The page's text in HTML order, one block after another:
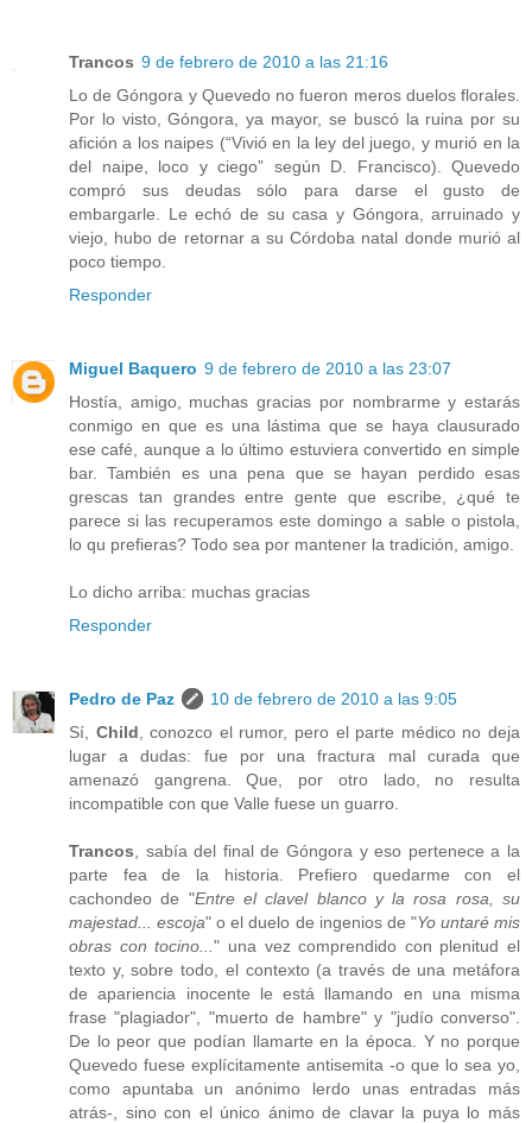
Trancos 9 de febrero de 2010 a las 21:16
Lo de Góngora y Quevedo no fueron meros duelos florales.
Por lo visto, Góngora, ya mayor, se buscó la ruina por su
afición a los naipes (“Vivió en la ley del juego, y murió en la
del naipe, loco y ciego” según D. Francisco). Quevedo
compró sus deudas sólo para darse el gusto de
embargarle. Le echó de su casa y Góngora, arruinado y
viejo, hubo de retornar a su Córdoba natal donde murió al
poco tiempo.
Responder
Miguel Baquero 9 de febrero de 2010 a las 23:07
Hostía, amigo, muchas gracias por nombrarme y estarás
conmigo en que es una lástima que se haya clausurado
ese café, aunque a lo último estuviera convertido en simple
bar. También es una pena que se hayan perdido esas
grescas tan grandes entre gente que escribe, ¿qué te
parece si las recuperamos este domingo a sable o pistola,
lo qu prefieras? Todo sea por mantener la tradición, amigo.
Lo dicho arriba: muchas gracias
Responder
Pedro de Paz
10 de febrero de 2010 a las 9:05
Sí, Child , conozco el rumor, pero el parte médico no deja
lugar a dudas: fue por una fractura mal curada que
amenazó gangrena. Que, por otro lado, no resulta
incompatible con que Valle fuese un guarro.
Trancos , sabía del final de Góngora y eso pertenece a la
parte fea de la historia. Prefiero quedarme con el
cachondeo de "Entre el clavel blanco y la rosa rosa, su
majestad... escoja" o el duelo de ingenios de "Yo untaré mis
obras con tocino..." una vez comprendido con plenitud el
texto y, sobre todo, el contexto (a través de una metáfora
de apariencia inocente le está llamando en una misma
frase "plagiador", "muerto de hambre" y "judío converso".
De lo peor que podían llamarte en la época. Y no porque
Quevedo fuese explícitamente antisemita -o que lo sea yo,
como apuntaba un anónimo lerdo unas entradas más
atrás-, sino con el único ánimo de clavar la puya lo más